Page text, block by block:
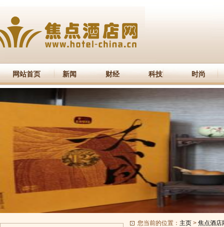
网站首页 新闻 财经 科技 时尚
您当前的位置： 主页 > 焦点酒店